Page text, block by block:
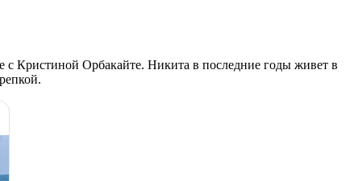
Кристиной Орбакайте. Никита в последние годы живет в